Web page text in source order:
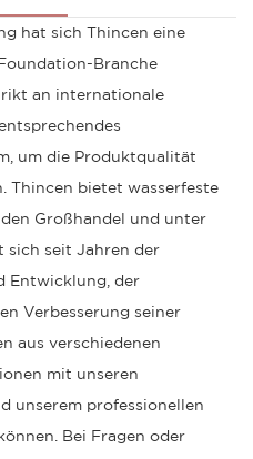
hat sich Thincen eine
Branche
an internationale
um die Produktqualität
Thincen bietet wasserfeste
Großhandel und unter
sich seit Jahren der
Entwicklung, der
Verbesserung seiner
aus verschiedenen
mit unseren
unserem professionellen
Bei Fragen oder